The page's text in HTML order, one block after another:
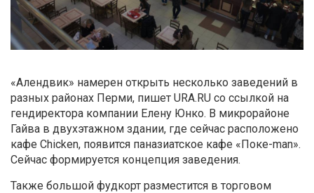
«Алендвик» намерен открыть несколько заведений в
разных районах Перми, пишет URA.RU со ссылкой на
гендиректора компании Елену Юнко. В микрорайоне
Гайва в двухэтажном здании, где сейчас расположено
кафе Chicken, появится паназиатское кафе «Поке-man».
Сейчас формируется концепция заведения.
Также большой фудкорт разместится в торговом